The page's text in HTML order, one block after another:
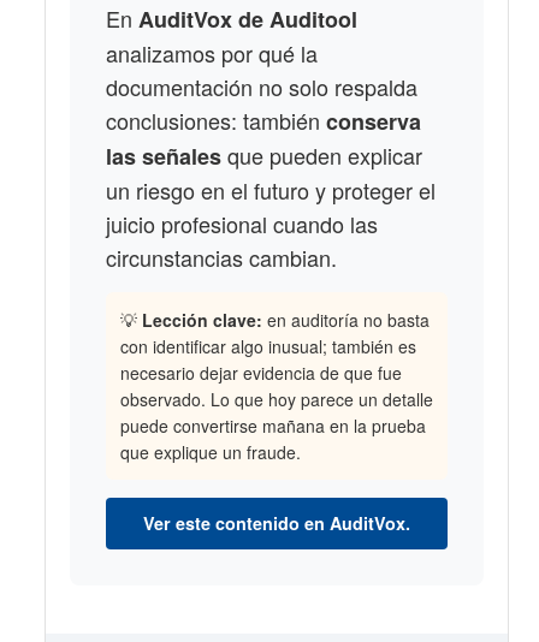
En AuditVox de Auditool
analizamos por qué la
documentación no solo respalda
conclusiones: también conserva
las señalesque pueden explicar
un riesgo en el futuro y proteger el
juicio profesional cuando las
circunstancias cambian.
💡 Lección clave: en auditoría no basta
con identificar algo inusual; también es
necesario dejar evidencia de que fue
observado. Lo que hoy parece un detalle
puede convertirse mañana en la prueba
que explique un fraude.
Ver este contenido en AuditVox.